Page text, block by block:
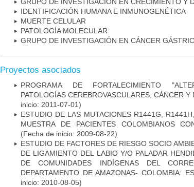
IDENTIFICACIÓN HUMANA E INMUNOGENÉTICA
MUERTE CELULAR
PATOLOGÍA MOLECULAR
GRUPO DE INVESTIGACIÓN EN CÁNCER
Proyectos asociados
PROGRAMA DE FORTALECIMIENTO
PATOLOGÍAS CEREBROVASCULARES, CÁNCER
inicio: 2011-07-01)
ESTUDIO DE LAS MUTACIONES R1441G,
MUESTRA DE PACIENTES COLOMBIANOS
(Fecha de inicio: 2009-08-22)
ESTUDIO DE FACTORES DE RIESGO SOCIO
DE LIGAMIENTO DEL LABIO Y/O PALADAR
DE COMUNIDADES INDÍGENAS DEL
DEPARTAMENTO DE AMAZONAS- COLOMBIA:
inicio: 2010-08-05)